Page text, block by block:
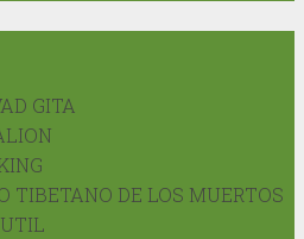
GITA
TIBETANO DE LOS MUERTOS